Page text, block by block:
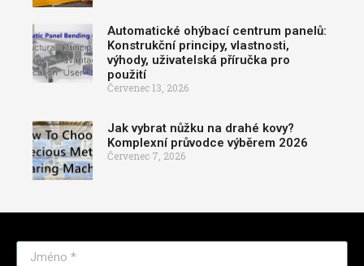
Automatické ohýbací centrum panelů:
Konstrukční principy, vlastnosti,
výhody, uživatelská příručka pro
použití
Červenec 13, 2026
Jak vybrat nůžku na drahé kovy?
Komplexní průvodce výběrem 2026
Červenec 7, 2026